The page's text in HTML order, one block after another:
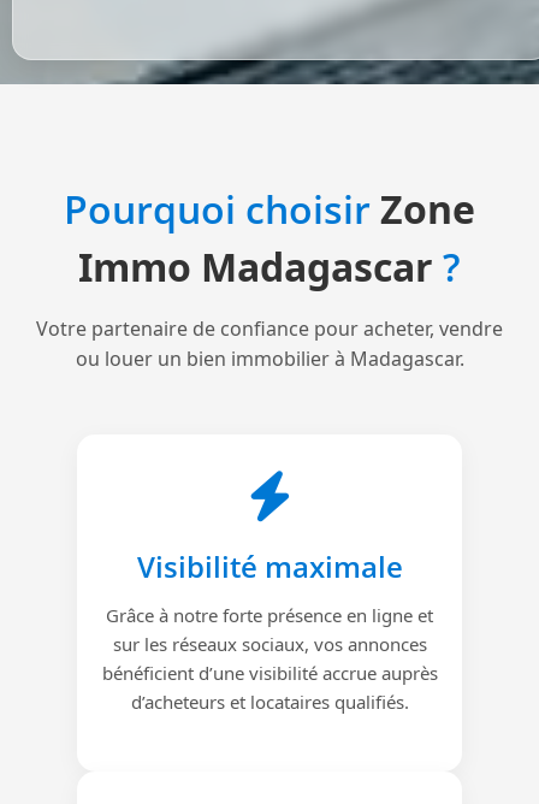
Pourquoi choisirZone
Immo Madagascar ?
Votre partenaire de confiance pour acheter, vendre
ou louer un bien immobilier à Madagascar.
Visibilité maximale
Grâce à notre forte présence en ligne et
sur les réseaux sociaux, vos annonces
bénéficient d’une visibilité accrue auprès
d’acheteurs et locataires qualifiés.